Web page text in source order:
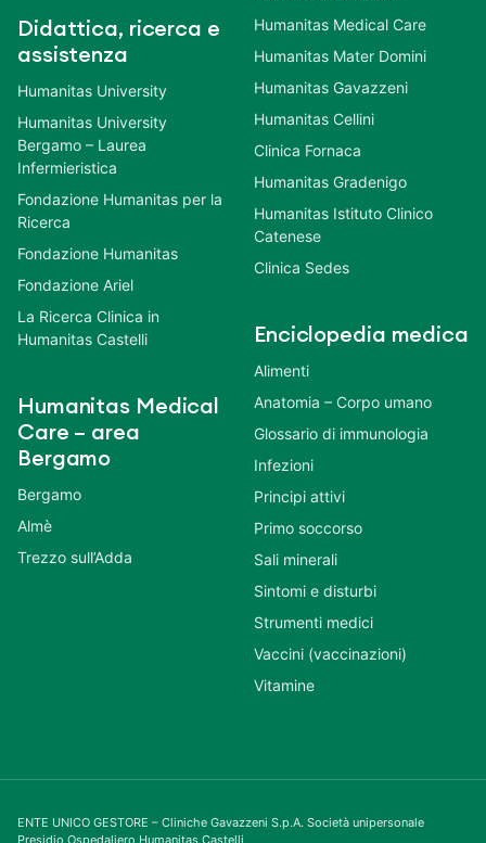
Didattica, ricerca e
assistenza
Humanitas University
Humanitas University
Bergamo – Laurea
Infermieristica
Fondazione Humanitas per la
Ricerca
Fondazione Humanitas
Fondazione Ariel
La Ricerca Clinica in
Humanitas Castelli
Humanitas Medical
Care – area
Bergamo
Bergamo
Almè
Trezzo sull’Adda
Humanitas Medical Care
Humanitas Mater Domini
Humanitas Gavazzeni
Humanitas Cellini
Clinica Fornaca
Humanitas Gradenigo
Humanitas Istituto Clinico
Catenese
Clinica Sedes
Enciclopedia medica
Alimenti
Anatomia – Corpo umano
Glossario di immunologia
Infezioni
Principi attivi
Primo soccorso
Sali minerali
Sintomi e disturbi
Strumenti medici
Vaccini (vaccinazioni)
Vitamine
ENTE UNICO GESTORE – Cliniche Gavazzeni S.p.A. Società unipersonale
Presidio Ospedaliero Humanitas Castelli